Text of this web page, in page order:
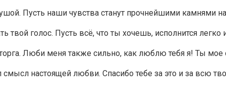
Пусть наши чувства станут прочнейшими камнями
твой голос. Пусть всё, что ты хочешь, исполнится
Люби меня также сильно, как люблю тебя я! Ты мое
смысл настоящей любви. Спасибо тебе за это и за всю